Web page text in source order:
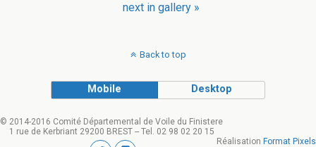
next in gallery »
Back to top
Mobile Desktop
© 2014-2016 Comité Départemental de Voile du Finistere
1 rue de Kerbriant 29200 BREST -- Tel. 02 98 02 20 15
Réalisation Format Pixels